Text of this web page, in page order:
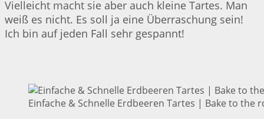
Vielleicht macht sie aber auch kleine Tartes. Man
weiß es nicht. Es soll ja eine Überraschung sein!
Ich bin auf jeden Fall sehr gespannt!
Einfache & Schnelle Erdbeeren Tartes | Bake to the